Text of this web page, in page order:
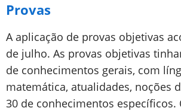
Provas
A aplicação de provas objetivas
de julho. As provas objetivas
de conhecimentos gerais, com
matemática, atualidades, noções
30 de conhecimentos específicos.